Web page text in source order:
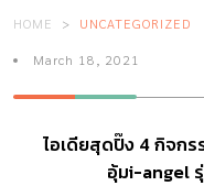
HOME UNCATEGORIZED
March 18, 2021
ไอเดียสุดปิ๊ง 4 กิจก
อุ้มi-angel